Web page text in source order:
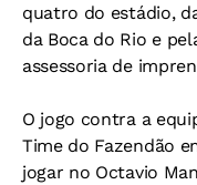
quatro do estádio,
da Boca do Rio e
assessoria de
O jogo contra a
Time do Fazendão
jogar no Octavio